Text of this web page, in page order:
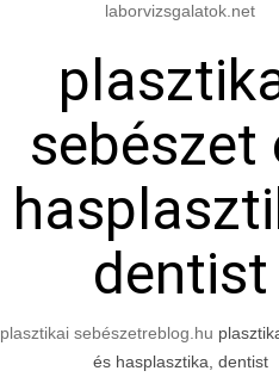
laborvizsgalatok.net
sebészet
dentist
plasztikai sebészetreblog.hu
és hasplasztika, dentist